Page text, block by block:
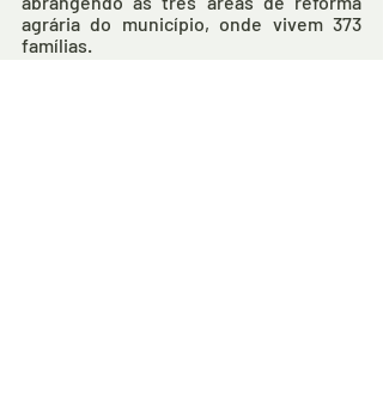
agrária do município, onde vivem 373
famílias.